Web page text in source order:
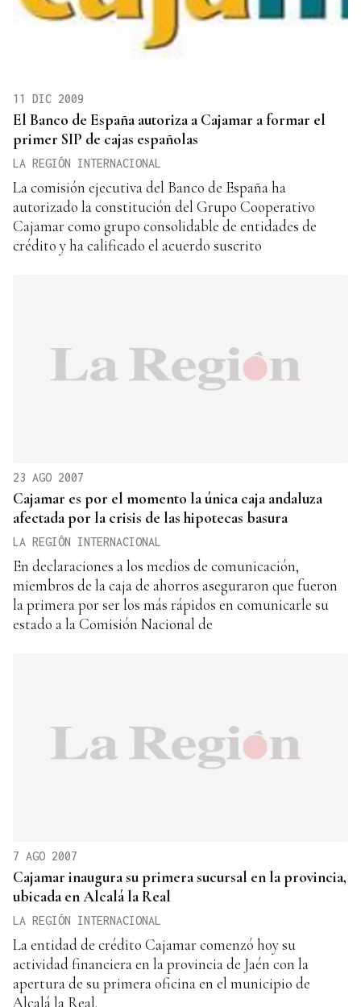
11 DIC 2009
El Banco de España autoriza a Cajamar a formar el
primer SIP de cajas españolas
LA REGIÓN INTERNACIONAL
La comisión ejecutiva del Banco de España ha
autorizado la constitución del Grupo Cooperativo
Cajamar como grupo consolidable de entidades de
crédito y ha calificado el acuerdo suscrito
23 AGO 2007
Cajamar es por el momento la única caja andaluza
afectada por la crisis de las hipotecas basura
LA REGIÓN INTERNACIONAL
En declaraciones a los medios de comunicación,
miembros de la caja de ahorros aseguraron que fueron
la primera por ser los más rápidos en comunicarle su
estado a la Comisión Nacional de
7 AGO 2007
Cajamar inaugura su primera sucursal en la provincia,
ubicada en Alcalá la Real
LA REGIÓN INTERNACIONAL
La entidad de crédito Cajamar comenzó hoy su
actividad financiera en la provincia de Jaén con la
apertura de su primera oficina en el municipio de
Alcalá la Real.